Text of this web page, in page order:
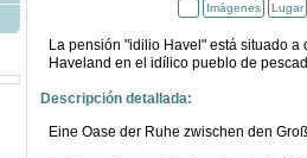
Imágenes Lugar
La pensión "idilio Havel" está situado
Haveland en el idílico pueblo de
Descripción detallada:
Eine Oase der Ruhe zwischen den